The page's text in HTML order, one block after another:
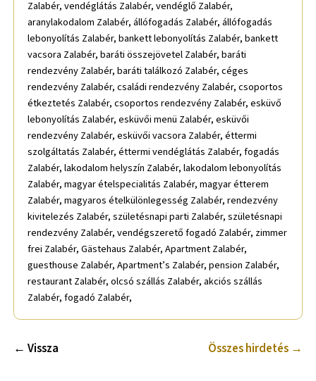
Zalabér, vendéglátás Zalabér, vendéglő Zalabér,
aranylakodalom Zalabér, állófogadás Zalabér, állófogadás
lebonyolítás Zalabér, bankett lebonyolítás Zalabér, bankett
vacsora Zalabér, baráti összejövetel Zalabér, baráti
rendezvény Zalabér, baráti találkozó Zalabér, céges
rendezvény Zalabér, családi rendezvény Zalabér, csoportos
étkeztetés Zalabér, csoportos rendezvény Zalabér, esküvő
lebonyolítás Zalabér, esküvői menü Zalabér, esküvői
rendezvény Zalabér, esküvői vacsora Zalabér, éttermi
szolgáltatás Zalabér, éttermi vendéglátás Zalabér, fogadás
Zalabér, lakodalom helyszín Zalabér, lakodalom lebonyolítás
Zalabér, magyar ételspecialitás Zalabér, magyar étterem
Zalabér, magyaros ételkülönlegesség Zalabér, rendezvény
kivitelezés Zalabér, születésnapi parti Zalabér, születésnapi
rendezvény Zalabér, vendégszerető fogadó Zalabér, zimmer
frei Zalabér, Gästehaus Zalabér, Apartment Zalabér,
guesthouse Zalabér, Apartment’s Zalabér, pension Zalabér,
restaurant Zalabér, olcsó szállás Zalabér, akciós szállás
Zalabér, fogadó Zalabér,
← Vissza Összes hirdetés →